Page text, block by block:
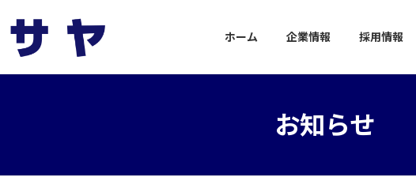
ホーム 企業情報 採用情報
お知らせ